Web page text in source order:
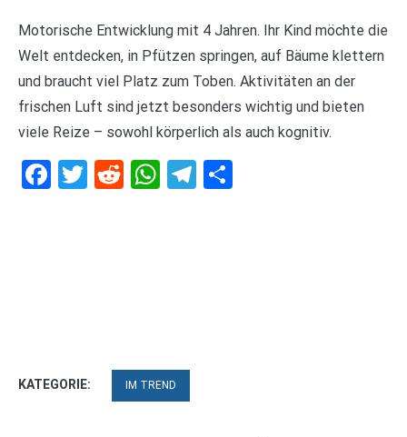
Motorische Entwicklung mit 4 Jahren. Ihr Kind möchte die
Welt entdecken, in Pfützen springen, auf Bäume klettern
und braucht viel Platz zum Toben. Aktivitäten an der
frischen Luft sind jetzt besonders wichtig und bieten
viele Reize – sowohl körperlich als auch kognitiv.
Facebook
Twitter
RedditWhatsApp
Telegram
KATEGORIE: IM TREND